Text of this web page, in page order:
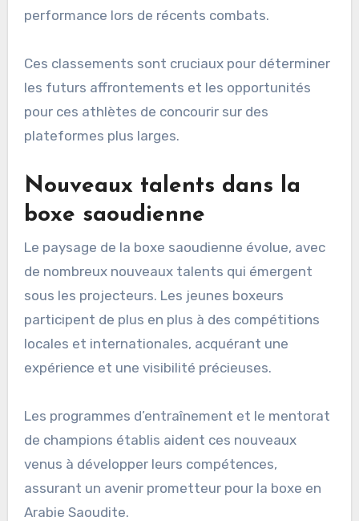
performance lors de récents combats.
Ces classements sont cruciaux pour déterminer
les futurs affrontements et les opportunités
pour ces athlètes de concourir sur des
plateformes plus larges.
Nouveaux talents dans la
boxe saoudienne
Le paysage de la boxe saoudienne évolue, avec
de nombreux nouveaux talents qui émergent
sous les projecteurs. Les jeunes boxeurs
participent de plus en plus à des compétitions
locales et internationales, acquérant une
expérience et une visibilité précieuses.
Les programmes d’entraînement et le mentorat
de champions établis aident ces nouveaux
venus à développer leurs compétences,
assurant un avenir prometteur pour la boxe en
Arabie Saoudite.